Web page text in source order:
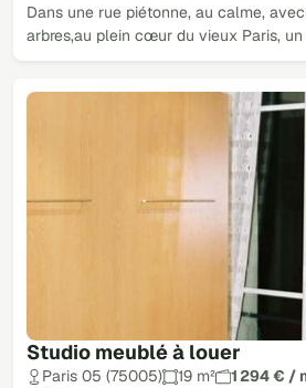
Dans une rue piétonne, au calme,
arbres,au plein cœur du vieux Paris,
Studio meublé à louer
Paris 05 (75005) 19 m²
1 294 € /